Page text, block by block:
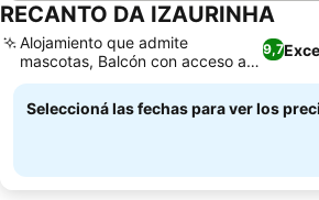
RECANTO DA IZAURINHA
9,7
Alojamiento que admite
mascotas, Balcón con acceso al
exterior
Seleccioná las fechas para ver los